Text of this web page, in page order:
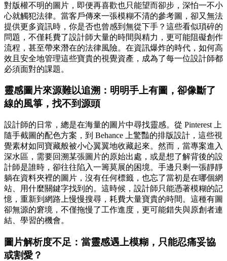
對版權不明的圖片，即便再喜歡也只能望而卻步，深怕一不小
心就觸犯法律。當客戶傳來一張模糊不清的參考圖，卻又無法
提供更多資訊時，你是否也曾感到無從下手？這些看似瑣碎的
問題，不僅耗費了設計師大量的時間與精力，更可能阻礙創作
流程，甚至帶來潛在的法律風險。在資訊爆炸的時代，如何高
效且安全地管理這些寶貴的視覺資產，成為了每一位設計師都
必須面對的課題。
靈感圖片來源難以追溯：明明手上有圖，卻像斷了
線的風箏，找不到源頭
設計師的日常，總是在海量的圖片中尋找靈感。從 Pinterest 上
隨手截圖的配色方案，到 Behance 上驚豔的排版設計，這些視
覺素材如同寶藏般被小心翼翼地收藏起來。然而，當專案進入
深水區，需要回溯某張圖片的原始出處，或是想了解背後的設
計師是誰時，卻往往陷入一籌莫展的困境。手邊只剩一張靜靜
躺在資料夾裡的圖片，沒有任何標籤，也忘了當初是在哪個網
站、用什麼關鍵字找到的。這時候，設計師只能憑著模糊的記
憶，重新到網路上慢慢搜尋，耗費大量寶貴的時間。這種有圖
卻無源的窘境，不僅拖慢了工作進度，更可能錯失與原創者連
結、學習的機會。
圖片解析度不足：當靈感遇上模糊，只能忍痛妥協
或割愛？